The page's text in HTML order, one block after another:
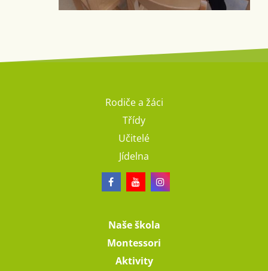
Rodiče a žáci
Třídy
Učitelé
Jídelna
Naše škola
Montessori
Aktivity